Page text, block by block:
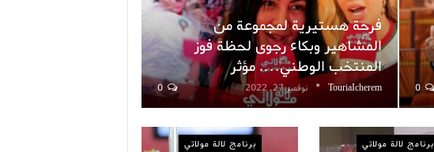
0
فرحة هستيرية لمجموعة من
المشاهير وبكاء رجوى لحظة فوز
المنتخب الوطني…. مؤثر
TouriaIcherem نوفمبر 27, 2022
برنامج لالة مولاتي برنامج لالة مولاتي